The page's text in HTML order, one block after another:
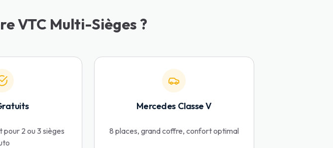
VTC Multi-Sièges ?
pour 2 ou 3 sièges
Mercedes Classe V
8 places, grand coffre, confort optimal